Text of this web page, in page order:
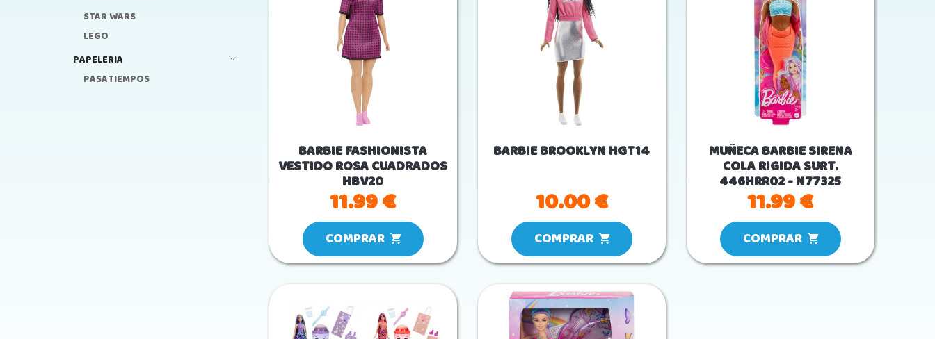
BARBIE FASHIONISTA
VESTIDO ROSA CUADRADOS
HBV20
11.99 €
COMPRAR
BARBIE BROOKLYN HGT14
10.00 €
COMPRAR
MUÑECA BARBIE SIRENA
COLA RIGIDA SURT.
446HRR02 - N77325
11.99 €
COMPRAR
STAR WARS
LEGO
PAPELERIA
PASATIEMPOS